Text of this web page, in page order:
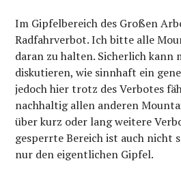
Im Gipfelbereich des Großen
Radfahrverbot. Ich bitte alle
daran zu halten. Sicherlich kann
diskutieren, wie sinnhaft ein
jedoch hier trotz des Verbotes
nachhaltig allen anderen
über kurz oder lang weitere
gesperrte Bereich ist auch nicht
nur den eigentlichen Gipfel.